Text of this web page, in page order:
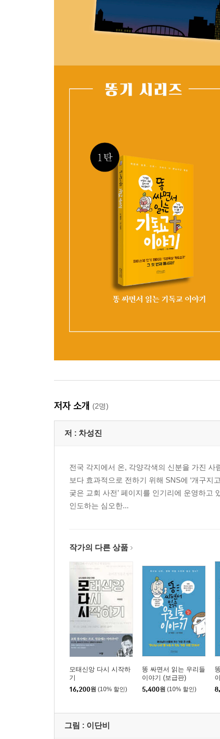
저자 소개 (2명)
저 : 차성진
전국 각지에서 온, 각양각색의 신분을 가진
보다 효과적으로 전하기 위해 SNS에 ‘개구지
궂은 교회 사전’ 페이지를 인기리에 운영하고
인도하는 심오한...
작가의 다른 상품
모태신앙 다시 시작하
기
16,200원 (10% 할인)
똥 싸면서 읽는 우리들
이야기 (보급판)
5,400원 (10% 할인)
그림 : 이단비